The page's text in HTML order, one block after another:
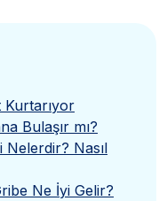
Kurtarıyor
Bulaşır mı?
Nasıl
Ne İyi Gelir?